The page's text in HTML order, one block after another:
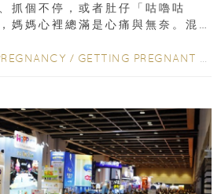
抓個不停，或者肚仔「咕嚕咕
媽媽心裡總滿是心痛與無奈。混
/ GETTING PREGNANT